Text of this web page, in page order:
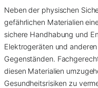
Neben der physischen
gefährlichen Materialien
sichere Handhabung und
Elektrogeräten und
Gegenständen.
diesen Materialien
Gesundheitsrisiken zu